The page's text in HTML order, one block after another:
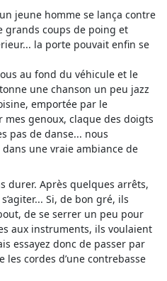
jeune homme se lança contre
grands coups de poing et
la porte pouvait enfin se
au fond du véhicule et le
une chanson un peu jazz
emportée par le
mes genoux, claque des doigts
pas de danse... nous
une vraie ambiance de
durer. Après quelques arrêts,
Si, de bon gré, ils
de se serrer un peu pour
aux instruments, ils voulaient
essayez donc de passer par
cordes d’une contrebasse